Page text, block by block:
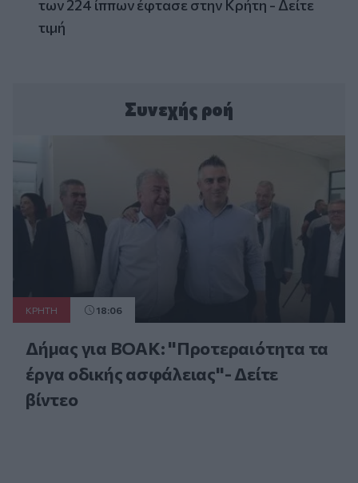
των 224 ίππων έφτασε στην Κρήτη - Δείτε
τιμή
Συνεχής ροή
ΚΡΗΤΗ 18:06
Δήμας για ΒΟΑΚ: "Προτεραιότητα τα
έργα οδικής ασφάλειας"- Δείτε
βίντεο